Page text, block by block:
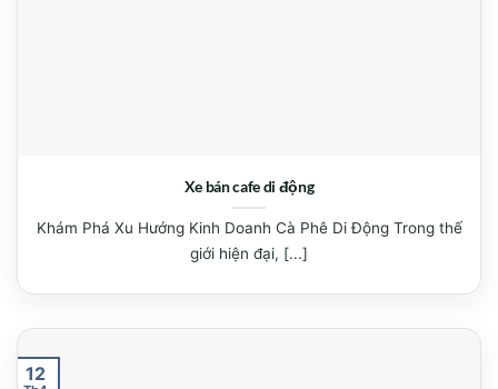
Xe bán cafe di động
Khám Phá Xu Hướng Kinh Doanh Cà Phê Di Động Trong thế
giới hiện đại, [...]
12